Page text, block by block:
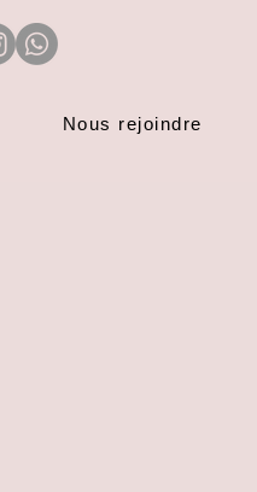
Nous rejoindre